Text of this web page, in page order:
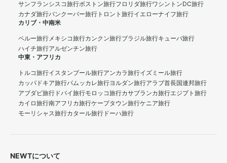
サンフランシスコ旅行ボストン旅行フロリダ旅行ワシントンDC旅行
カナダ旅行バンクーバー旅行 トロント旅行イエローナイフ旅行
カリブ・中南米
ペルー旅行メキシコ旅行カンクン旅行ブラジル旅行キューバ旅行
ハイチ旅行アルゼンチン旅行
中東・アフリカ
トルコ旅行イスタンブール旅行アンカラ旅行イズミール旅行
カッパドキア旅行パムッカレ旅行ヨルダン旅行アラブ首長国連邦旅行
アブダビ旅行 ドバイ旅行モロッコ旅行カサブランカ旅行エジプト旅行
カイロ旅行南アフリカ旅行ケープタウン旅行ケニア旅行
モーリシャス旅行カタール旅行 ドーハ旅行
NEWTについて